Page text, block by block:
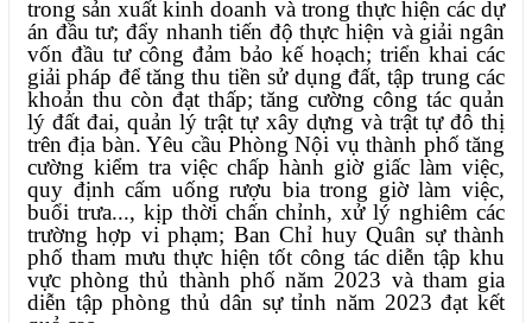
trong sản xuất kinh doanh và trong thực hiện các dự
án đầu tư; đẩy nhanh tiến độ thực hiện và giải ngân
vốn đầu tư công đảm bảo kế hoạch; triển khai các
giải pháp để tăng thu tiền sử dụng đất, tập trung các
khoản thu còn đạt thấp; tăng cường công tác quản
lý đất đai, quản lý trật tự xây dựng và trật tự đô thị
trên địa bàn. Yêu cầu Phòng Nội vụ thành phố tăng
cường kiểm tra việc chấp hành giờ giấc làm việc,
quy định cấm uống rượu bia trong giờ làm việc,
buổi trưa..., kịp thời chấn chỉnh, xử lý nghiêm các
trường hợp vi phạm; Ban Chỉ huy Quân sự thành
phố tham mưu thực hiện tốt công tác diễn tập khu
vực phòng thủ thành phố năm 2023 và tham gia
diễn tập phòng thủ dân sự tỉnh năm 2023 đạt kết